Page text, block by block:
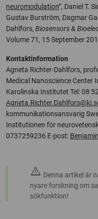
neuromodulation”, Daniel T.
Gustav Burström, Dagmar
Dahlfors, Biosensors &
Volume 71, 15 September
Kontaktinformation
Agneta Richter-Dahlfors,
Medical Nanoscience Center
Karolinska Institutet Tel: 08
kommunikationsansvarig
Institutionen för
0737259236 E-post:
warning Denna artikel är
nyare forskning om
sökfunktion!